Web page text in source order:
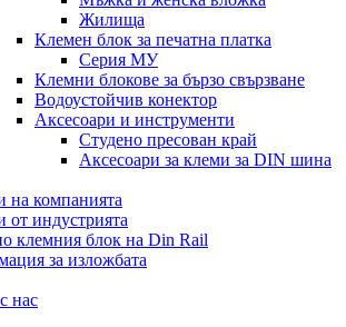
Жилища
Клемен блок за печатна платка
Серия МУ
Клемни блокове за бързо свързване
Водоустойчив конектор
Аксесоари и инструменти
Студено пресован край
Аксесоари за клеми за DIN шина
на компанията
от индустрията
клемния блок на Din Rail
за изложбата
нас